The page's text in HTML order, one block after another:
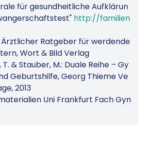
für gesundheitliche Aufklärun
http://familien
Ärztlicher Ratgeber für werdende
Wort & Bild Verlag
& Stauber, M.: Duale Reihe – Gy
Geburtshilfe, Georg Thieme Ve
2013
Uni Frankfurt Fach Gyn